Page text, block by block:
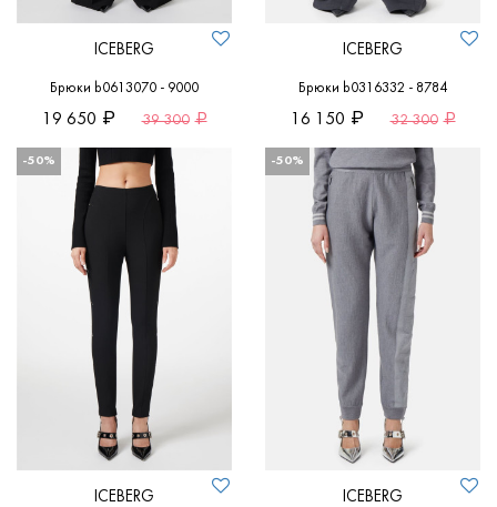
ICEBERG
Брюки b0613070 - 9000
19 650 39 300
ICEBERG
Брюки b0316332 - 8784
16 150 32 300
-50%
ICEBERG
-50%
ICEBERG